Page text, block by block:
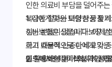
인한 의료비 부담을 덜어주는 필
복잡한 절차와 다양한 상품
끼는 분들이 많습니다. 이제 '실비보험다이렉트'를 통해 간편
하고 효율적으로 나에게 맞는
이드에서는 실비보험다이렉
1. 나에게 맞는 보험 상품 찾
실비보험은 상품마다 보장
르기 때문에 신중한 비교가 중요합니다. 온
를 활용하여 여러 회사의 상
2. 실비보험다이렉트 가입